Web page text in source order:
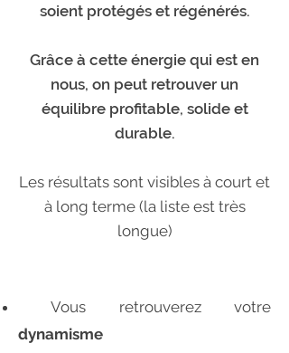
soient protégés et régénérés.
Grâce à cette énergie qui est en
nous, on peut retrouver un
équilibre profitable, solide et
durable.
Les résultats sont visibles à court et
à long terme (la liste est très
longue)
Vous retrouverez votre
dynamisme